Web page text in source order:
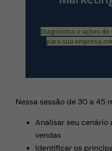
Diagnóstico e ações de
para sua empresa
Nessa sessão de 30 a 45
Analisar seu cenário
vendas
Identificar os